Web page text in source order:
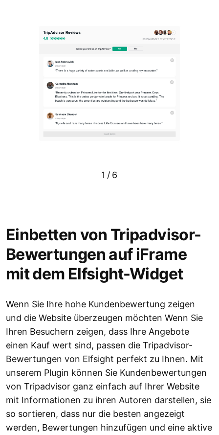
1 / 6
Einbetten von Tripadvisor-
Bewertungen auf iFrame
mit dem Elfsight-Widget
Wenn Sie Ihre hohe Kundenbewertung zeigen
und die Website überzeugen möchten Wenn Sie
Ihren Besuchern zeigen, dass Ihre Angebote
einen Kauf wert sind, passen die Tripadvisor-
Bewertungen von Elfsight perfekt zu Ihnen. Mit
unserem Plugin können Sie Kundenbewertungen
von Tripadvisor ganz einfach auf Ihrer Website
mit Informationen zu ihren Autoren darstellen, sie
so sortieren, dass nur die besten angezeigt
werden, Bewertungen hinzufügen und eine aktive